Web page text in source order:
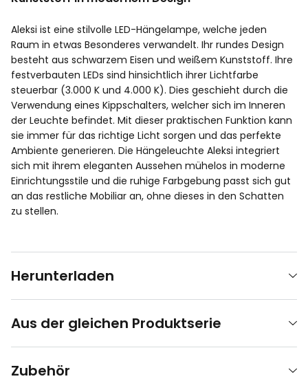
Aleksi ist eine stilvolle LED-Hängelampe, welche jeden
Raum in etwas Besonderes verwandelt. Ihr rundes Design
besteht aus schwarzem Eisen und weißem Kunststoff. Ihre
festverbauten LEDs sind hinsichtlich ihrer Lichtfarbe
steuerbar (3.000 K und 4.000 K). Dies geschieht durch die
Verwendung eines Kippschalters, welcher sich im Inneren
der Leuchte befindet. Mit dieser praktischen Funktion kann
sie immer für das richtige Licht sorgen und das perfekte
Ambiente generieren. Die Hängeleuchte Aleksi integriert
sich mit ihrem eleganten Aussehen mühelos in moderne
Einrichtungsstile und die ruhige Farbgebung passt sich gut
an das restliche Mobiliar an, ohne dieses in den Schatten
zu stellen.
Herunterladen
Aus der gleichen Produktserie
Zubehör